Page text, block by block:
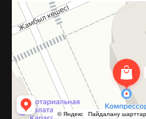
Компрессор
Запчасти и аксессуары для